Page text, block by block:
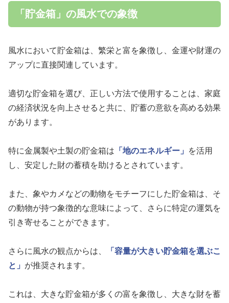
「貯金箱」の風水での象徴
風水において貯金箱は、繁栄と富を象徴し、金運や財運の
アップに直接関連しています。
適切な貯金箱を選び、正しい方法で使用することは、家庭
の経済状況を向上させると共に、貯蓄の意欲を高める効果
があります。
特に金属製や土製の貯金箱は 「地のエネルギー」
を活用
し、安定した財の蓄積を助けるとされています。
また、象やカメなどの動物をモチーフにした貯金箱は、そ
の動物が持つ象徴的な意味によって、さらに特定の運気を
引き寄せることができます。
さらに風水の観点からは、
「容量が大きい貯金箱を選ぶこ
と」 が推奨されます。
これは、大きな貯金箱が多くの富を象徴し、大きな財を蓄